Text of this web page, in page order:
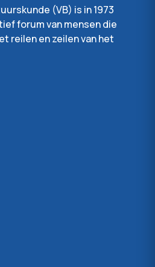
(VB) is in 1973
forum van mensen die
reilen en zeilen van het